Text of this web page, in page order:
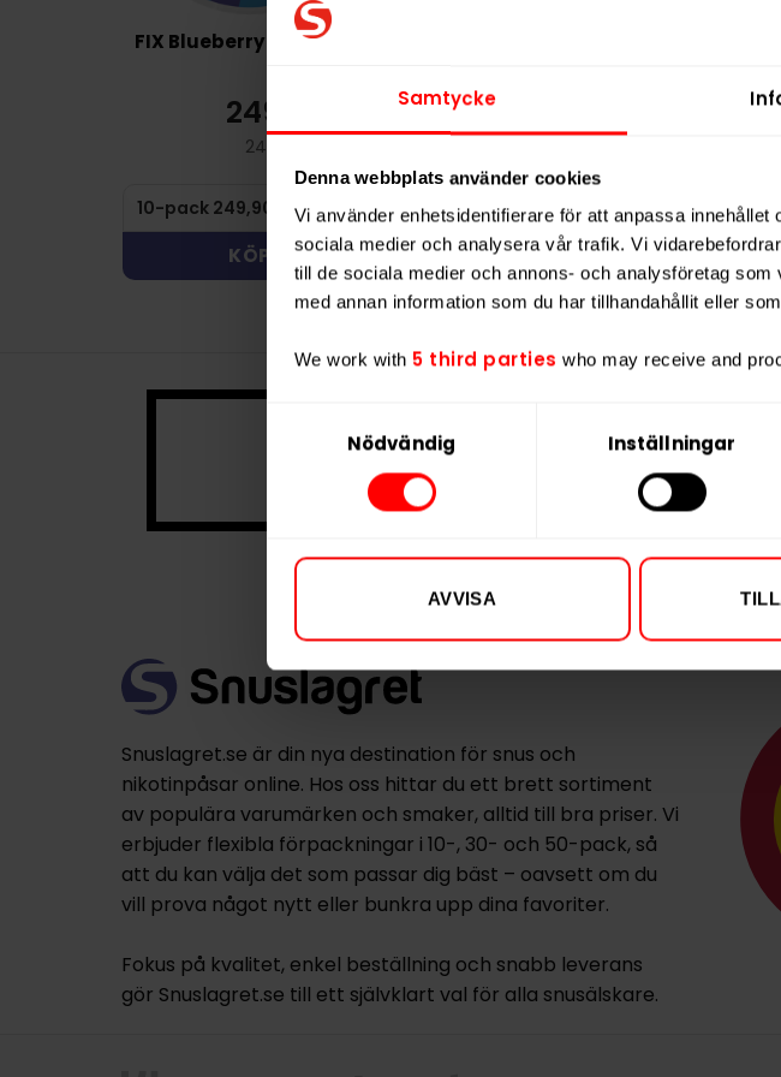
Samtycke
Denna webbplats använder cookies
Vi använder enhetsidentifierare för att anpassa
sociala medier och analysera vår trafik. Vi
till de sociala medier och annons- och analysföretag
med annan information som du har tillhandahållit eller
We work with 5 third parties who may receive and
Nödvändig Inställningar
AVVISA
FIX Blueberry Ice 11,5mg
249,90 kr
24,99 kr /dosa
KÖP KÖP
Denna produkt
Snuslagret.se är din nya destination för snus och
nikotinpåsar online. Hos oss hittar du ett brett sortiment
av populära varumärken och smaker, alltid till bra priser. Vi
erbjuder flexibla förpackningar i 10-, 30- och 50-pack, så
att du kan välja det som passar dig bäst – oavsett om du
vill prova något nytt eller bunkra upp dina favoriter.
Fokus på kvalitet, enkel beställning och snabb leverans
gör Snuslagret.se till ett självklart val för alla snusälskare.